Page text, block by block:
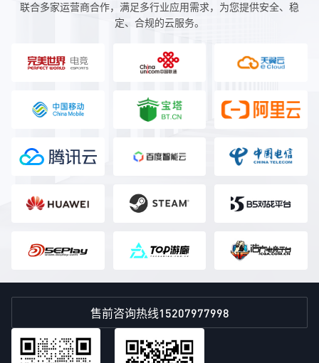
联合多家运营商合作，满足多行业应用需求，为您提供安全、稳
定、合规的云服务。
售前咨询热线15207977998